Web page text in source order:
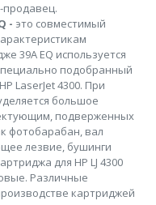
продавец.
- это совместимый
39A EQ используется
подобранный
LaserJet 4300. При
большое
подверженных
фотобарабан, вал
лезвие, бушинги
для HP LJ 4300
Различные
картриджей